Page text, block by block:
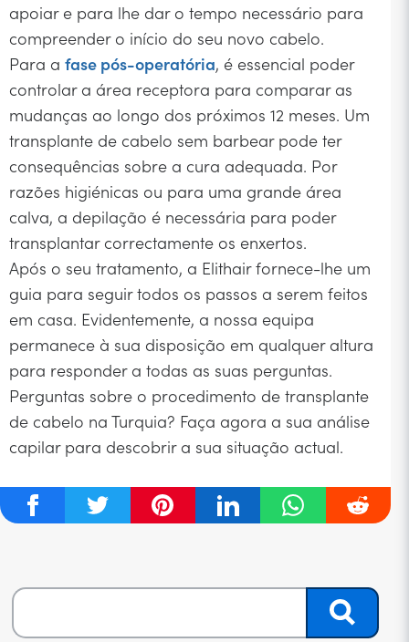
apoiar e para lhe dar o tempo necessário para
compreender o início do seu novo cabelo.
Para a fase pós-operatória, é essencial poder
controlar a área receptora para comparar as
mudanças ao longo dos próximos 12 meses. Um
transplante de cabelo sem barbear pode ter
consequências sobre a cura adequada. Por
razões higiénicas ou para uma grande área
calva, a depilação é necessária para poder
transplantar correctamente os enxertos.
Após o seu tratamento, a Elithair fornece-lhe um
guia para seguir todos os passos a serem feitos
em casa. Evidentemente, a nossa equipa
permanece à sua disposição em qualquer altura
para responder a todas as suas perguntas.
Perguntas sobre o procedimento de transplante
de cabelo na Turquia? Faça agora a sua análise
capilar para descobrir a sua situação actual.